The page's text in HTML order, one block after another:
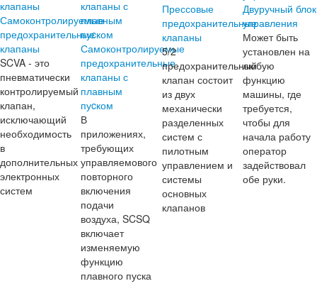
Самоконтролируемые
предохранительные
клапаны
SCVA - это
пневматически
контролируемый
клапан,
исключающий
необходимость
в
дополнительных
электронных
систем
Самоконтролируемые
предохранительные
клапаны с
плавным
пуcком
В
приложениях,
требующих
управляемового
повторного
включения
подачи
воздуха, SCSQ
включает
изменяемую
функцию
плавного пуска
Прессовые
предохранительные
клапаны
5/2
предохранительный
клапан состоит
из двух
механически
разделенных
систем с
пилотным
управлением и
системы
основных
клапанов
Двуручный блок
управления
Может быть
установлен на
любую
функцию
машины, где
требуется,
чтобы для
начала работу
оператор
задействовал
обе руки.